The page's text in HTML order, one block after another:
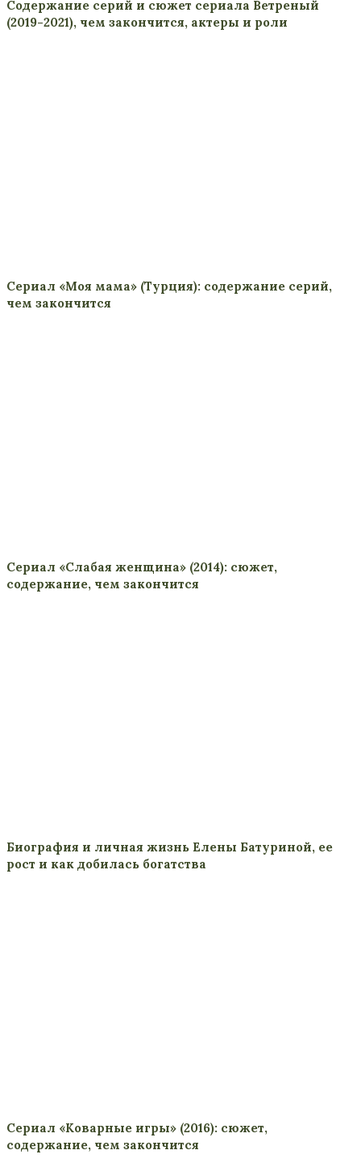
Содержание серий и сюжет сериала Ветреный
(2019-2021), чем закончится, актеры и роли
Сериал «Моя мама» (Турция): содержание серий,
чем закончится
Сериал «Слабая женщина» (2014): сюжет,
содержание, чем закончится
Биография и личная жизнь Елены Батуриной, ее
рост и как добилась богатства
Сериал «Коварные игры» (2016): сюжет,
содержание, чем закончится